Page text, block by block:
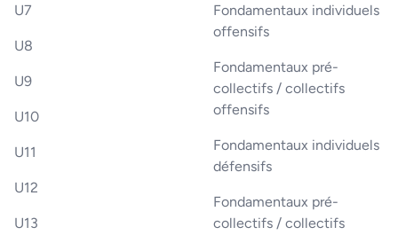
U7
U8
U9
U10
U11
U12
U13
Fondamentaux individuels
offensifs
Fondamentaux pré-
collectifs / collectifs
offensifs
Fondamentaux individuels
défensifs
Fondamentaux pré-
collectifs / collectifs